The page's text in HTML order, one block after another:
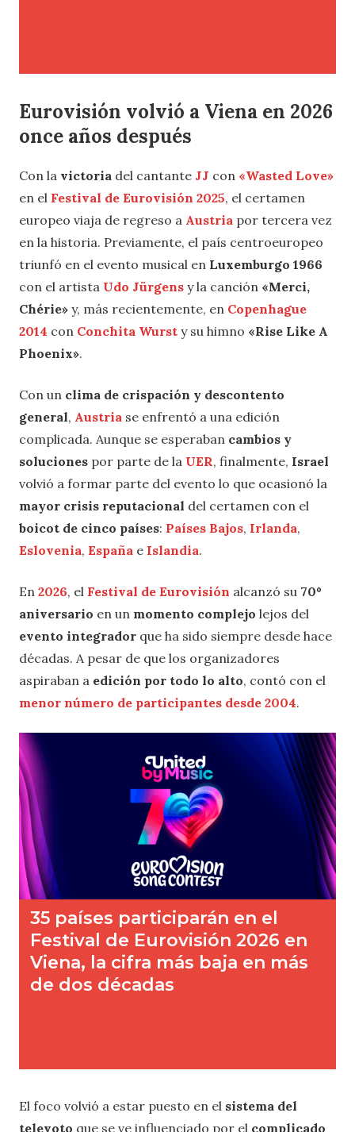
Eurovisión volvió a Viena en 2026
once años después
Con la victoria del cantante JJ con «Wasted Love»
en el Festival de Eurovisión 2025, el certamen
europeo viaja de regreso a Austria por tercera vez
en la historia. Previamente, el país centroeuropeo
triunfó en el evento musical en Luxemburgo 1966
con el artista Udo Jürgens y la canción «Merci,
Chérie» y, más recientemente, en Copenhague
2014 con Conchita Wurst y su himno «Rise Like A
Phoenix».
Con un clima de crispación y descontento
general, Austria se enfrentó a una edición
complicada. Aunque se esperaban cambios y
soluciones por parte de la UER, finalmente, Israel
volvió a formar parte del evento lo que ocasionó la
mayor crisis reputacional del certamen con el
boicot de cinco países: Países Bajos, Irlanda,
Eslovenia, España e Islandia.
En 2026, el Festival de Eurovisión alcanzó su 70º
aniversario en un momento complejo lejos del
evento integrador que ha sido siempre desde hace
décadas. A pesar de que los organizadores
aspiraban a edición por todo lo alto, contó con el
menor número de participantes desde 2004.
El foco volvió a estar puesto en el sistema del
televoto que se ve influenciado por el complicado